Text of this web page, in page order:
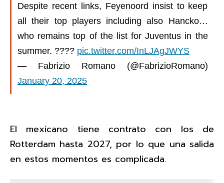
Despite recent links, Feyenoord insist to keep
all their top players including also Hancko…
who remains top of the list for Juventus in the
summer. ???? pic.twitter.com/InLJAgJWYS
— Fabrizio Romano (@FabrizioRomano)
January 20, 2025
El mexicano tiene contrato con los de
Rotterdam hasta 2027, por lo que una salida
en estos momentos es complicada.